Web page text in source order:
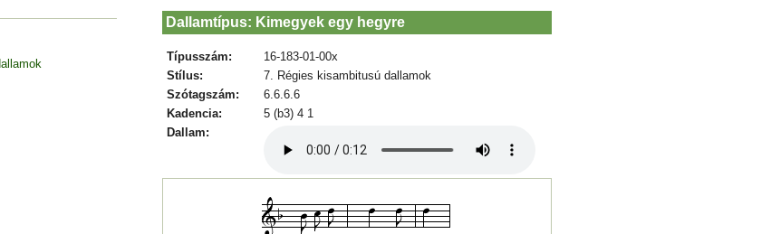
Dallamtípus: Kimegyek egy hegyre
Típusszám:
16-183-01-00x
Stílus:
7. Régies kisambitusú dallamok
Szótagszám:
6.6.6.6
Kadencia:
5 (b3) 4 1
Dallam: